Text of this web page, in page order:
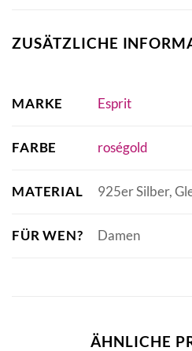
ZUSÄTZLICHE
MARKE Esprit
FARBE roségold
MATERIAL 925er Silber,
FÜR WEN? Damen
ÄHNLICHE